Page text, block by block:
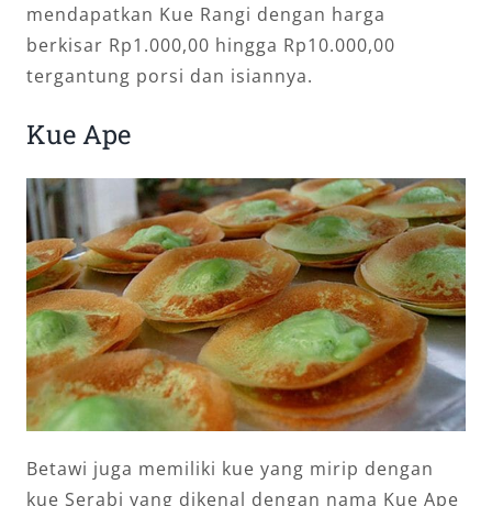
mendapatkan Kue Rangi dengan harga
berkisar Rp1.000,00 hingga Rp10.000,00
tergantung porsi dan isiannya.
Kue Ape
Betawi juga memiliki kue yang mirip dengan
kue Serabi yang dikenal dengan nama Kue Ape